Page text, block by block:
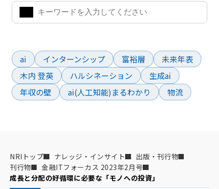
ai
インターンシップ 富裕層
未来年表
木内 登英
ハルシネーション
生成ai
年収の壁
ai(人工知能)まるわかり 物流
NRIトップ ナレッジ・インサイト
出版・刊行物
刊行物
金融ITフォーカス 2023年2月号
成長と分配の好循環に必要な「モノへの投資」